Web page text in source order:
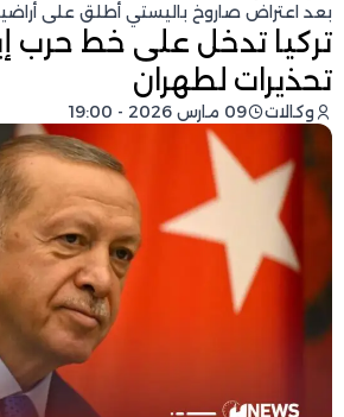
بعد اعتراض صاروخ باليستي أطلق على
تركيا تدخل على خط حرب
تحذيرات لطهران
وكالات 09 مارس 2026 - 19:00